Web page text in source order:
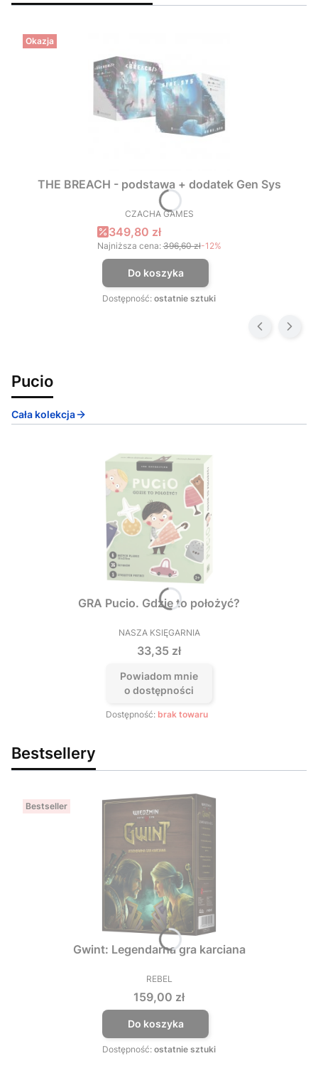
Okazja
THE BREACH - podstawa + dodatek Gen Sys
PRODUCENT
CZACHA GAMES
Cena promocyjna
349,80 zł
Najniższa cena: 396,60 zł-12%
Do koszyka
Dostępność: ostatnie sztuki
Pucio
Cała kolekcja
GRA Pucio. Gdzie to położyć?
PRODUCENT
NASZA KSIĘGARNIA
Cena
33,35 zł
Powiadom mnie
o dostępności
Dostępność: brak towaru
Bestsellery
Bestseller
Gwint: Legendarna gra karciana
PRODUCENT
REBEL
Cena
159,00 zł
Do koszyka
Dostępność: ostatnie sztuki